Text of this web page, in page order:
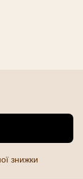
знижки